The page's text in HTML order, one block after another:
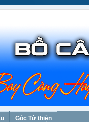
Góc Từ thiện